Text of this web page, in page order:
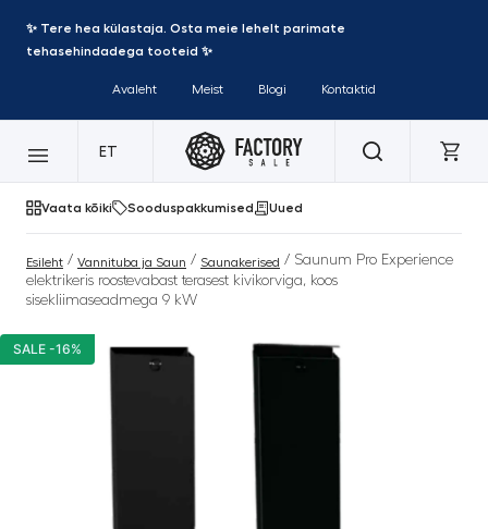
✨ Tere hea külastaja. Osta meie lehelt parimate
tehasehindadega tooteid ✨
Avaleht Meist Blogi Kontaktid
ET
Vaata kõiki Sooduspakkumised Uued
Esileht / Vannituba ja Saun / Saunakerised / Saunum Pro Experience
elektrikeris roostevabast terasest kivikorviga, koos
sisekliimaseadmega 9 kW
SALE -16%